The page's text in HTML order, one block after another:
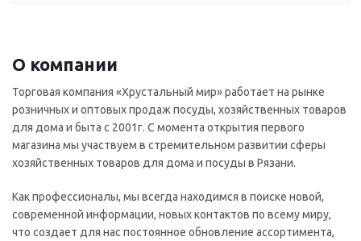
О компании
Торговая компания «Хрустальный мир» работает на рынке
розничных и оптовых продаж посуды, хозяйственных товаров
для дома и быта с 2001г. С момента открытия первого
магазина мы участвуем в стремительном развитии сферы
хозяйственных товаров для дома и посуды в Рязани.
Как профессионалы, мы всегда находимся в поиске новой,
современной информации, новых контактов по всему миру,
что создает для нас постоянное обновление ассортимента,